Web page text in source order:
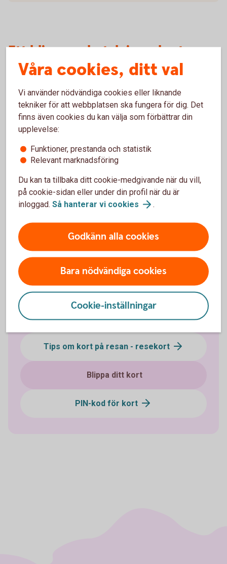
Ett blipp, en betalning – korten
som du kan blippa
Våra kort med kontaktlös funktion
Bankkort
Mastercard
Betal- och kreditkort
Betal- och kreditkort MastercardGuld
Betal- och kreditkort Mastercard
Så använder du ditt kort
Använd ditt kort säkert
Handla med kort på nätet
Tips om kort på resan - resekort
Blippa ditt kort
PIN-kod för kort
Våra cookies, ditt val
Vi använder nödvändiga cookies eller liknande
tekniker för att webbplatsen ska fungera för dig. Det
finns även cookies du kan välja som förbättrar din
upplevelse:
Funktioner, prestanda och statistik
Relevant marknadsföring
Du kan ta tillbaka ditt cookie-medgivande när du vill,
på cookie-sidan eller under din profil när du är
inloggad. Så hanterar vi cookies .
Godkänn alla cookies
Bara nödvändiga cookies
Cookie-inställningar